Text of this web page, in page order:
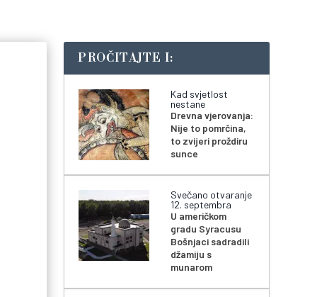
PROČITAJTE I:
Kad svjetlost
nestane
Drevna vjerovanja:
Nije to pomrčina,
to zvijeri proždiru
sunce
Svečano otvaranje
12. septembra
U američkom
gradu Syracusu
Bošnjaci sadradili
džamiju s
munarom